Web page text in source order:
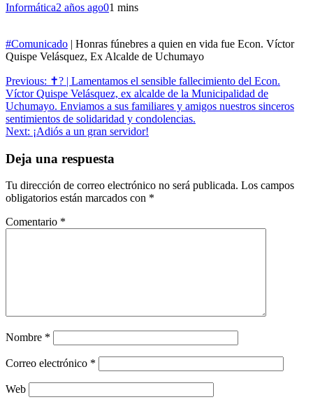
Informática2 años ago01 mins
#Comunicado | Honras fúnebres a quien en vida fue Econ. Víctor
Quispe Velásquez, Ex Alcalde de Uchumayo
Navegación
de
entradas
Previous: ✝️? | Lamentamos el sensible fallecimiento del Econ.
Víctor Quispe Velásquez, ex alcalde de la Municipalidad de
Uchumayo. Enviamos a sus familiares y amigos nuestros sinceros
sentimientos de solidaridad y condolencias.
Next: ¡Adiós a un gran servidor!
Deja una respuesta
Tu dirección de correo electrónico no será publicada. Los campos
obligatorios están marcados con *
Comentario *
Nombre *
Correo electrónico *
Web